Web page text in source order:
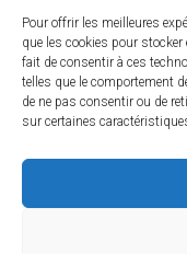
Pour offrir les meilleures
que les cookies pour
fait de consentir à ces
telles que le comportement
de ne pas consentir ou de
sur certaines
9h – 12h